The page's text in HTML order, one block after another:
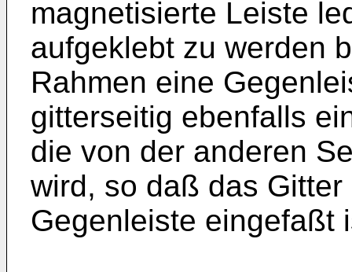
magnetisierte Leiste
aufgeklebt zu werden
Rahmen eine
gitterseitig ebenfalls
die von der anderen
wird, so daß das
Gegenleiste eingefaßt